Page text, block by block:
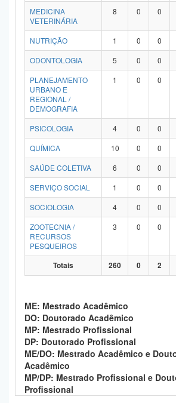
MEDICINA
VETERINÁRIA
8 0 0
NUTRIÇÃO 1 0 0
ODONTOLOGIA
5 0 0
PLANEJAMENTO
URBANO E
REGIONAL /
DEMOGRAFIA
1 0 0
PSICOLOGIA 4 0 0
QUÍMICA
10 0 0
SAÚDE COLETIVA
6 0 0
SERVIÇO SOCIAL
1 0 0
SOCIOLOGIA
4 0 0
ZOOTECNIA /
RECURSOS
PESQUEIROS
3 0 0
Totais 260 0 2
ME: Mestrado Acadêmico
DO: Doutorado Acadêmico
MP: Mestrado Profissional
DP: Doutorado Profissional
ME/DO: Mestrado Acadêmico e
Acadêmico
MP/DP: Mestrado Profissional e
Profissional